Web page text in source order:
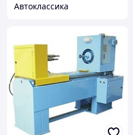
Автоклассика